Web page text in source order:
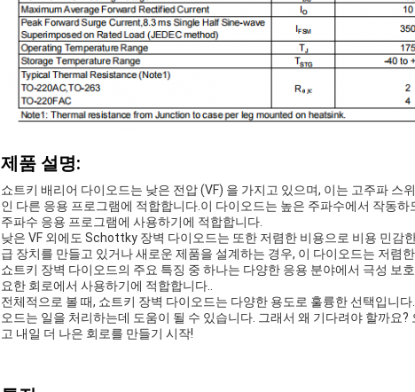
제품 설명:
쇼트키 배리어 다이오드는 낮은 전압 (VF) 을 가지고 있으며, 이는 고주파 스
인 다른 응용 프로그램에 적합합니다.이 다이오드는 높은 주파수에서 작동
주파수 응용 프로그램에 사용하기에 적합합니다.
낮은 VF 외에도 Schottky 장벽 다이오드는 또한 저렴한 비용으로 비용 민감
급 장치를 만들고 있거나 새로운 제품을 설계하는 경우, 이 다이오드는 저렴
쇼트키 장벽 다이오드의 주요 특징 중 하나는 다양한 응용 분야에서 극성 보
요한 회로에서 사용하기에 적합합니다..
전체적으로 볼 때, 쇼트키 장벽 다이오드는 다양한 용도로 훌륭한 선택입니
오드는 일을 처리하는데 도움이 될 수 있습니다. 그래서 왜 기다려야 할까요
고 내일 더 나은 회로를 만들기 시작!